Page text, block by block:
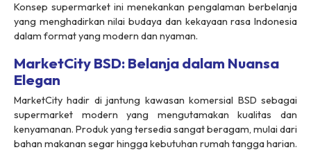
Konsep supermarket ini menekankan pengalaman berbelanja
yang menghadirkan nilai budaya dan kekayaan rasa Indonesia
dalam format yang modern dan nyaman.
MarketCity BSD: Belanja dalam Nuansa
Elegan
MarketCity hadir di jantung kawasan komersial BSD sebagai
supermarket modern yang mengutamakan kualitas dan
kenyamanan. Produk yang tersedia sangat beragam, mulai dari
bahan makanan segar hingga kebutuhan rumah tangga harian.